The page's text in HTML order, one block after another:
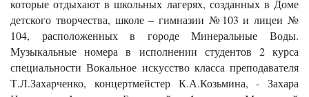
которые отдыхают в школьных лагерях, созданных в Доме
детского творчества, школе – гимназии №103 и лицеи №
104, расположенных в городе Минеральные Воды.
Музыкальные номера в исполнении студентов 2 курса
специальности Вокальное искусство класса преподавателя
Т.Л.Захарченко, концертмейстер К.А.Козьмина, - Захара